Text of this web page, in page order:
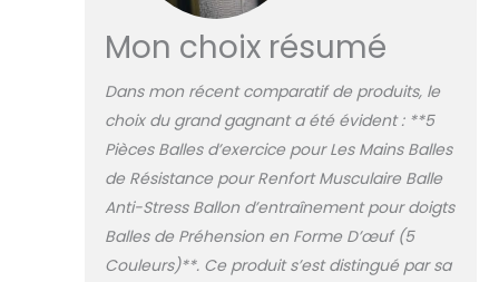
jouet chien idéal
pour les
entraînements en
extérieurs ou les
balades
quotidiennes, des
heures de jeu en
perspective pour
vous et votre
chien ! [Stimuler
les sens] La balle
Mon choix résumé
Dans mon récent comparatif de produits, le
choix du grand gagnant a été évident : **5
Pièces Balles d’exercice pour Les Mains Balles
de Résistance pour Renfort Musculaire Balle
Anti-Stress Ballon d’entraînement pour doigts
Balles de Préhension en Forme D’œuf (5
Couleurs)**. Ce produit s’est distingué par sa